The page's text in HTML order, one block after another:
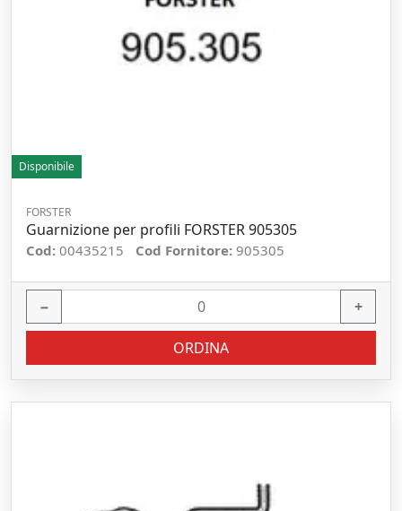
Disponibile
FORSTER
Guarnizione per profili FORSTER 905305
Cod: 00435215 Cod Fornitore: 905305
− +
ORDINA